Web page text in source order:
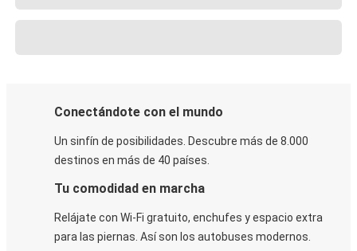
Conectándote con el mundo
Un sinfín de posibilidades. Descubre más de 8.000
destinos en más de 40 países.
Tu comodidad en marcha
Relájate con Wi-Fi gratuito, enchufes y espacio extra
para las piernas. Así son los autobuses modernos.